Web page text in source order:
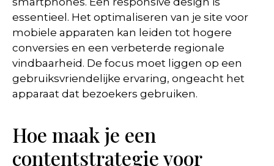
essentieel. Het optimaliseren van je site voor
mobiele apparaten kan leiden tot hogere
conversies en een verbeterde regionale
vindbaarheid. De focus moet liggen op een
gebruiksvriendelijke ervaring, ongeacht het
apparaat dat bezoekers gebruiken.
Hoe maak je een
contentstrategie voor